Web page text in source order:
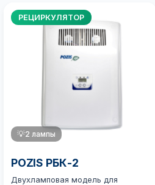
РЕЦИРКУЛЯТОР
💡2 лампы
POZIS РБК-2
Двухламповая модель для